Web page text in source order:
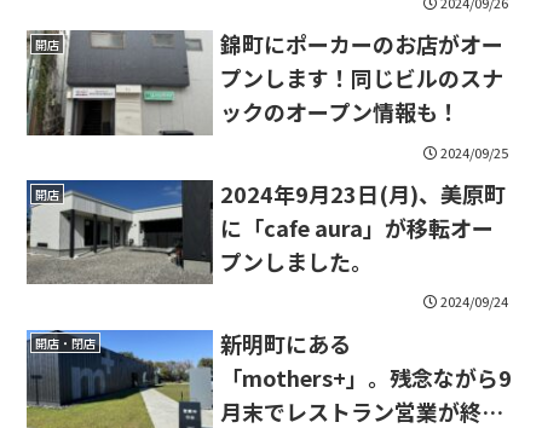
開店
錦町にポーカーのお店がオー
プンします！同じビルのスナ
ックのオープン情報も！
2024/09/25
開店
2024年9月23日(月)、美原町
に「cafe aura」が移転オー
プンしました。
2024/09/24
開店・閉店
新明町にある
「mothers+」。残念ながら9
月末でレストラン営業が終了